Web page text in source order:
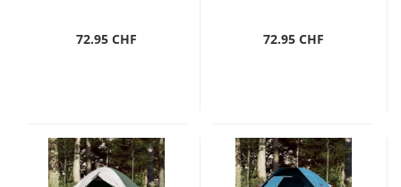
72.95 CHF 72.95 CHF